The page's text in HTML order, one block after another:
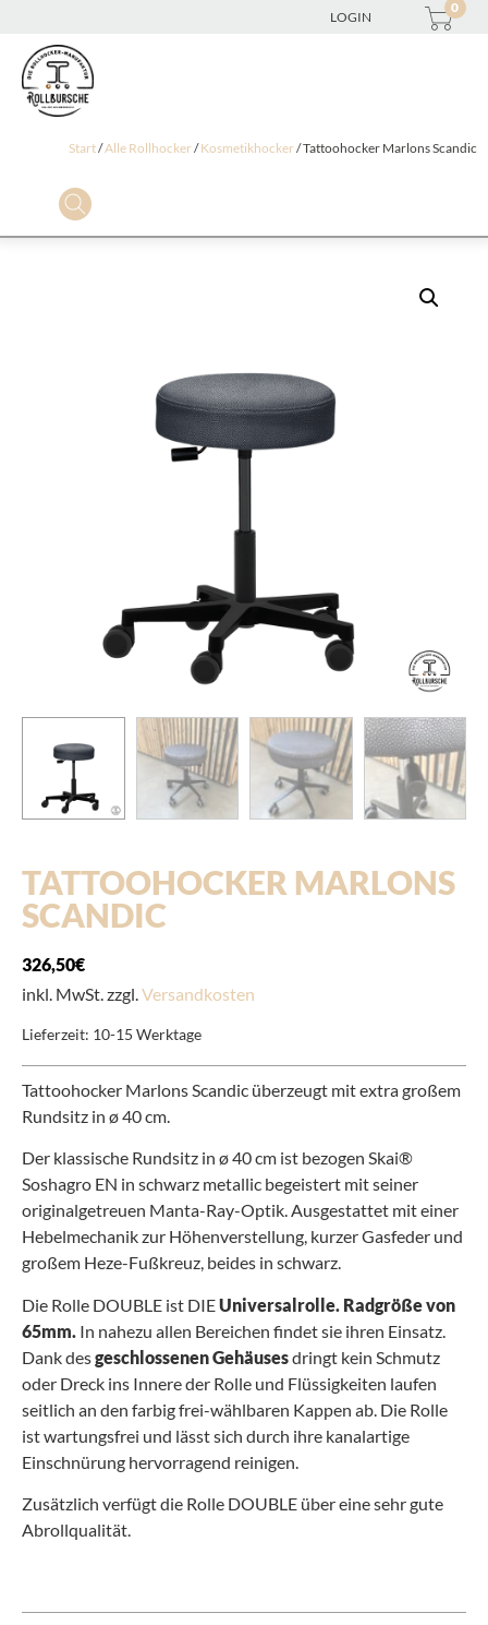
LOGIN
0
Start/Alle Rollhocker/Kosmetikhocker/ Tattoohocker Marlons Scandic
TATTOOHOCKER MARLONS
SCANDIC
326,50€
inkl. MwSt. zzgl. Versandkosten
Lieferzeit: 10-15 Werktage
Tattoohocker Marlons Scandic überzeugt mit extra großem
Rundsitz in ø 40 cm.
Der klassische Rundsitz in ø 40 cm ist bezogen Skai®
Soshagro EN in schwarz metallic begeistert mit seiner
originalgetreuen Manta-Ray-Optik. Ausgestattet mit einer
Hebelmechanik zur Höhenverstellung, kurzer Gasfeder und
großem Heze-Fußkreuz, beides in schwarz.
Die Rolle DOUBLE ist DIEUniversalrolle. Radgröße von
65mm. In nahezu allen Bereichen findet sie ihren Einsatz.
Dank desgeschlossenen Gehäusesdringt kein Schmutz
oder Dreck ins Innere der Rolle und Flüssigkeiten laufen
seitlich an den farbig frei-wählbaren Kappen ab. Die Rolle
ist wartungsfrei und lässt sich durch ihre kanalartige
Einschnürung hervorragend reinigen.
Zusätzlich verfügt die Rolle DOUBLE über eine sehr gute
Abrollqualität.